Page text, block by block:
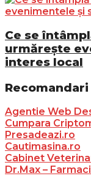
Ce se
urmărește
interes local
Recomandari
Agentie Web
Cumpara
Presadeazi.ro
Cautimasina.ro
Cabinet
Dr.Max –